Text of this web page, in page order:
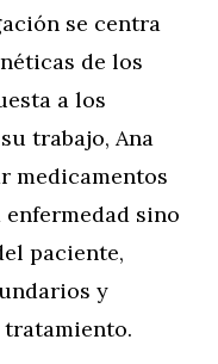
se centra
de los
a los
trabajo, Ana
medicamentos
sino
paciente,
y